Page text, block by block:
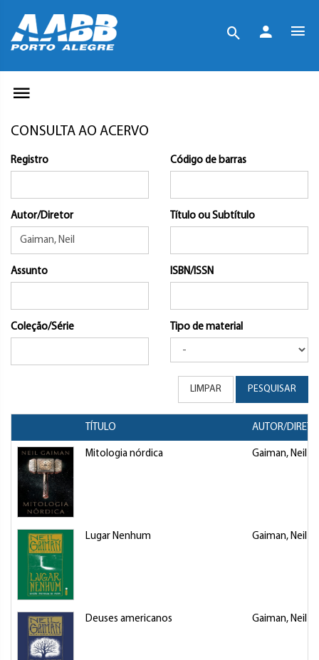
CONSULTA AO ACERVO
Registro Código de barras
Autor/Diretor Título ou Subtítulo
Assunto ISBN/ISSN
Coleção/Série Tipo de material
LIMPAR PESQUISAR
TÍTULO AUTOR/
Mitologia nórdica Gaiman, Neil
Lugar Nenhum Gaiman, Neil
Deuses americanos Gaiman, Neil